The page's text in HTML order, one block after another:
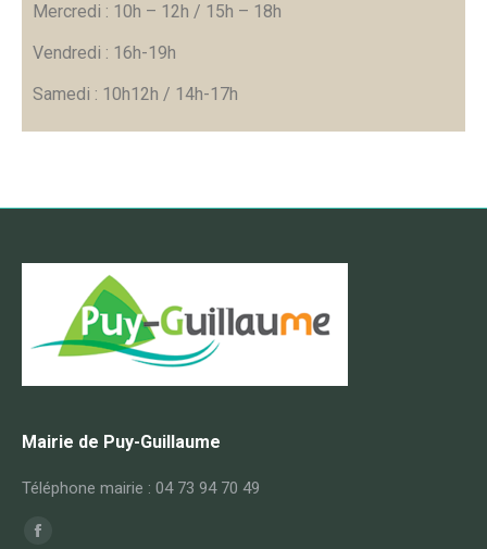
Mercredi : 10h – 12h / 15h – 18h
Vendredi : 16h-19h
Samedi : 10h12h / 14h-17h
Mairie de Puy-Guillaume
Téléphone mairie : 04 73 94 70 49
Trouvez nous sur :